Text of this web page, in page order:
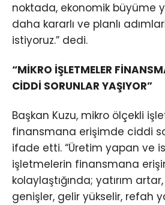
noktada, ekonomik büyüme
daha kararlı ve planlı
istiyoruz.” dedi.
“MİKRO İŞLETMELER
CİDDİ SORUNLAR YAŞIYOR”
Başkan Kuzu, mikro ölçekli
finansmana erişimde ciddi
ifade etti. “Üretim yapan ve
işletmelerin finansmana
kolaylaştığında; yatırım
genişler, gelir yükselir, refah